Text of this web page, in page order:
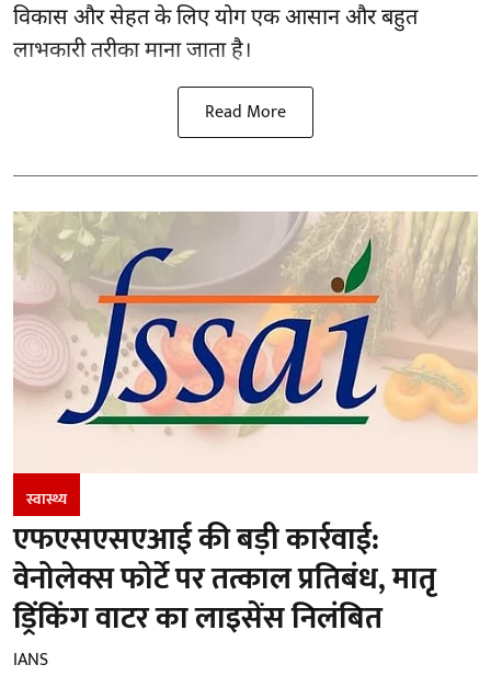
विकास और सेहत के लिए योग एक आसान और बहुत
लाभकारी तरीका माना जाता है।
Read More
स्वास्थ्य
एफएसएसएआई की बड़ी कार्रवाई:
वेनोलेक्स फोर्टे पर तत्काल प्रतिबंध, मातृ
ड्रिंकिंग वाटर का लाइसेंस निलंबित
IANS